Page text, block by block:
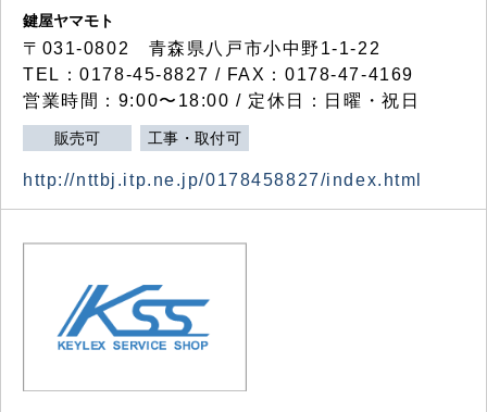
鍵屋ヤマモト
〒031-0802 青森県八戸市小中野1-1-22
TEL：0178-45-8827 / FAX：0178-47-4169
営業時間：9:00〜18:00 / 定休日：日曜・祝日
販売可 工事・取付可
http://nttbj.itp.ne.jp/0178458827/index.html